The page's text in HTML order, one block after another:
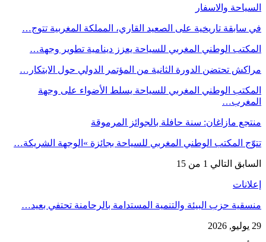
السياحة والاسفار
في سابقة تاريخية على الصعيد القاري، المملكة المغربية تتوج…
المكتب الوطني المغربي للسياحة يعزز دينامية تطوير وجهة…
مراكش تحتضن الدورة الثانية من المؤتمر الدولي حول الابتكار…
المكتب الوطني المغربي للسياحة يسلط الأضواء على وجهة
المغرب…
منتجع مازاغان: سنة حافلة بالجوائز المرموقة
تتوّج المكتب الوطني المغربي للسياحة بجائزة »الوجهة الشريكة…
السابق التالي 1 من 15
إعلانات
منسقية حزب البيئة والتنمية المستدامة بالرحامنة تحتفي بعيد…
29 يوليو, 2026